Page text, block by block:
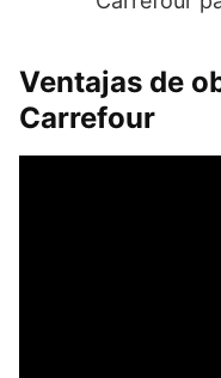
Ventajas de
Carrefour